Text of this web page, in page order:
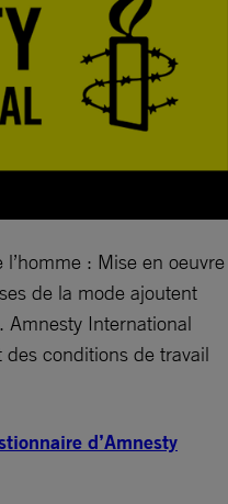
: Mise en oeuvre
de la mode ajoutent
Amnesty International
conditions de travail
d’Amnesty